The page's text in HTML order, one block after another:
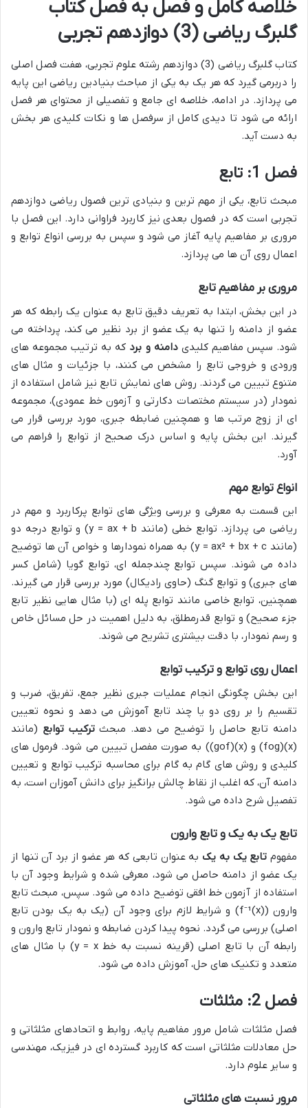
خلاصه کامل و فصل به فصل کتاب
گلبرگ ریاضی (3) دوازدهم تجربی
کتاب گلبرگ ریاضی (3) دوازدهم رشته علوم تجربی، هفت فصل اصلی
را دربرمی گیرد که هر یک به یکی از مباحث بنیادین ریاضی این پایه
می پردازد. در ادامه، خلاصه ای جامع و تفصیلی از محتوای هر فصل
ارائه می شود تا دیدی کامل از سرفصل ها و نکات کلیدی هر بخش
به دست آید.
فصل 1: تابع
مبحث تابع، یکی از مهم ترین و بنیادی ترین فصول ریاضی دوازدهم
تجربی است که در فصول بعدی نیز کاربرد فراوانی دارد. این فصل با
مروری بر مفاهیم پایه آغاز می شود و سپس به بررسی انواع توابع و
اعمال روی آن ها می پردازد.
مروری بر مفاهیم تابع
در این بخش، ابتدا به تعریف دقیق تابع به عنوان یک رابطه که هر
عضو از دامنه را تنها به یک عضو از برد نظیر می کند، پرداخته می
شود. سپس مفاهیم کلیدیدامنه و برد که به ترتیب مجموعه های
ورودی و خروجی تابع را مشخص می کنند، با جزئیات و مثال های
متنوع تبیین می گردند. روش های نمایش تابع نیز شامل استفاده از
نمودار (در سیستم مختصات دکارتی و آزمون خط عمودی)، مجموعه
ای از زوج مرتب ها و همچنین ضابطه جبری، مورد بررسی قرار می
گیرند. این بخش پایه و اساس درک صحیح از توابع را فراهم می
آورد.
انواع توابع مهم
این قسمت به معرفی و بررسی ویژگی های توابع پرکاربرد و مهم در
ریاضی می پردازد. توابع خطی (مانند y = ax + b) و توابع درجه دو
(مانند y = ax² + bx + c) به همراه نمودارها و خواص آن ها توضیح
داده می شوند. سپس توابع چندجمله ای، توابع گویا (شامل کسر
های جبری) و توابع گنگ (حاوی رادیکال) مورد بررسی قرار می گیرند.
همچنین، توابع خاصی مانند توابع پله ای (با مثال هایی نظیر تابع
جزء صحیح) و توابع قدرمطلق، به دلیل اهمیت در حل مسائل خاص
و رسم نمودار، با دقت بیشتری تشریح می شوند.
اعمال روی توابع و ترکیب توابع
این بخش چگونگی انجام عملیات جبری نظیر جمع، تفریق، ضرب و
تقسیم را بر روی دو یا چند تابع آموزش می دهد و نحوه تعیین
دامنه تابع حاصل را توضیح می دهد. مبحثترکیب توابع (مانند
(fog)(x)و (gof)(x)) به صورت مفصل تبیین می شود. فرمول های
کلیدی و روش های گام به گام برای محاسبه ترکیب توابع و تعیین
دامنه آن، که اغلب از نقاط چالش برانگیز برای دانش آموزان است، به
تفصیل شرح داده می شود.
تابع یک به یک و تابع وارون
مفهوم تابع یک به یک به عنوان تابعی که هر عضو از برد آن تنها از
یک عضو از دامنه حاصل می شود، معرفی شده و شرایط وجود آن با
استفاده از آزمون خط افقی توضیح داده می شود. سپس، مبحث تابع
وارون (f⁻¹(x)) و شرایط لازم برای وجود آن (یک به یک بودن تابع
اصلی) بررسی می گردد. نحوه پیدا کردن ضابطه و نمودار تابع وارون و
رابطه آن با تابع اصلی (قرینه نسبت به خطy = x) با مثال های
متعدد و تکنیک های حل، آموزش داده می شود.
فصل 2: مثلثات
فصل مثلثات شامل مرور مفاهیم پایه، روابط و اتحادهای مثلثاتی و
حل معادلات مثلثاتی است که کاربرد گسترده ای در فیزیک، مهندسی
و سایر علوم دارد.
مرور نسبت های مثلثاتی